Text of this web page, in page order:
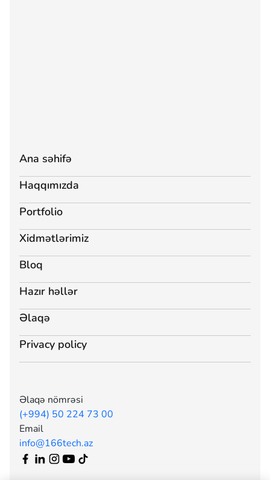
Ana səhifə
Haqqımızda
Portfolio
Xidmətlərimiz
Bloq
Hazır həllər
Əlaqə
Privacy policy
Əlaqə nömrəsi
(+994) 50 224 73 00
Email
info@166tech.az